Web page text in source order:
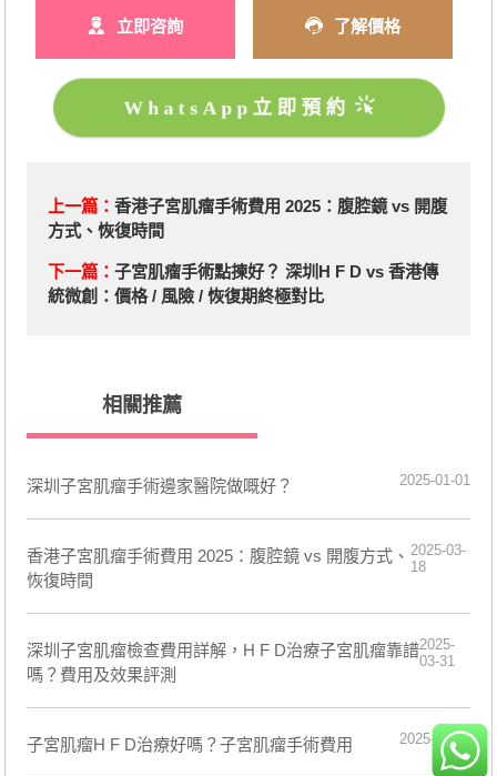
立即咨詢 了解價格
WhatsApp立即預約
上一篇： 香港子宮肌瘤手術費用 2025：腹腔鏡 vs 開腹
方式、恢復時間
下一篇： ​子宮肌瘤手術點揀好？ 深圳H F D vs 香港傳
統微創：價格 / 風險 / 恢復期終極對​比
相關推薦
深圳子宮肌瘤手術邊家醫院做嘅好？ 2025-01-01
香港子宮肌瘤手術費用 2025：腹腔鏡 vs 開腹方式、
恢復時間
2025-03-
18
深圳子宮肌瘤檢查費用詳解，H F D治療子宮肌瘤靠譜
嗎？費用及效果評測
2025-
03-31
子宮肌瘤H F D治療好嗎？子宮肌瘤手術費用 2025-03-20